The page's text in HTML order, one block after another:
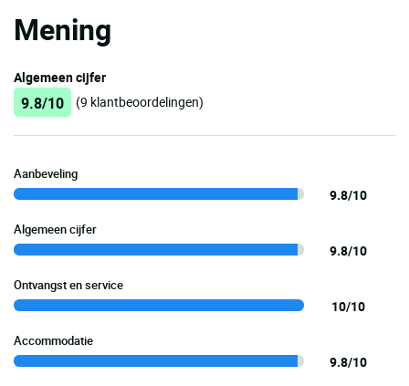
Mening
Algemeen cijfer
9.8/10 (9 klantbeoordelingen)
Aanbeveling
9.8/10
Algemeen cijfer
9.8/10
Ontvangst en service
10/10
Accommodatie
9.8/10